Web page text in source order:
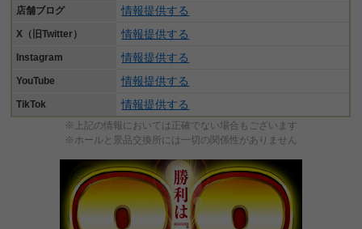
店舗ブログ 情報提供する
X（旧Twitter） 情報提供する
Instagram 情報提供する
YouTube 情報提供する
TikTok 情報提供する
※上記の情報においては正確でない場合もございます
※ホールと景品交換所には一切の関係性がありません